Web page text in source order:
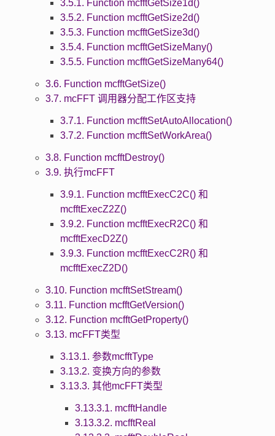
3.5.1. Function mcfftGetSize1d()
3.5.2. Function mcfftGetSize2d()
3.5.3. Function mcfftGetSize3d()
3.5.4. Function mcfftGetSizeMany()
3.5.5. Function mcfftGetSizeMany64()
3.6. Function mcfftGetSize()
3.7. mcFFT 调用器分配工作区支持
3.7.1. Function mcfftSetAutoAllocation()
3.7.2. Function mcfftSetWorkArea()
3.8. Function mcfftDestroy()
3.9. 执行mcFFT
3.9.1. Function mcfftExecC2C() 和
mcfftExecZ2Z()
3.9.2. Function mcfftExecR2C() 和
mcfftExecD2Z()
3.9.3. Function mcfftExecC2R() 和
mcfftExecZ2D()
3.10. Function mcfftSetStream()
3.11. Function mcfftGetVersion()
3.12. Function mcfftGetProperty()
3.13. mcFFT类型
3.13.1. 参数mcfftType
3.13.2. 变换方向的参数
3.13.3. 其他mcFFT类型
3.13.3.1. mcfftHandle
3.13.3.2. mcfftReal